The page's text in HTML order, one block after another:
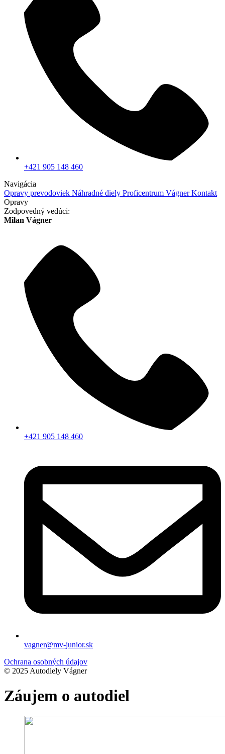
+421 905 148 460
Navigácia
Opravy prevodoviek Náhradné diely Proficentrum VágnerKontakt
Opravy
Zodpovedný vedúci:
Milan Vágner
+421 905 148 460
vagner@mv-junior.sk
Ochrana osobných údajov
© 2025 Autodiely Vágner
Záujem o autodiel